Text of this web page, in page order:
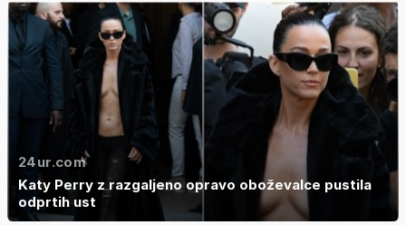
24ur.com
Katy Perry z razgaljeno opravo oboževalce pustila
odprtih ust